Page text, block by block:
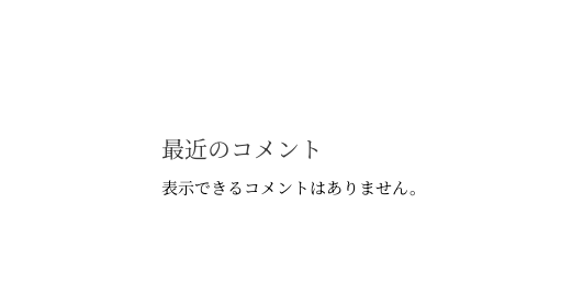
最近のコメント
表示できるコメントはありません。